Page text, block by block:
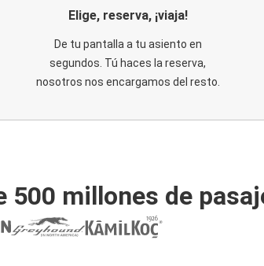
Elige, reserva, ¡viaja!
De tu pantalla a tu asiento en
segundos. Tú haces la reserva,
nosotros nos encargamos del resto.
500 millones de